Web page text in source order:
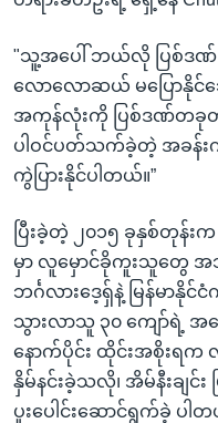
"သူ့အပေါ် ဘယ်လို ပြစ်ဒဏ်
လောလောဆယ် မပြောနိုင်
အကုန်လုံးကို ပြစ်ဒဏ်တခုတ
ပါဝင်ပတ်သက်ခဲ့တဲ့ အခန်း
ကွဲပြားနိုင်ပါတယ်။”
ပြီးခဲ့တဲ့ ၂၀၁၅ ခုနှစ်တုန်း
မှာ လူမှောင်ခိုကူးသူတွေ
ဘင်္ဂလားဒေ့ရှ်နဲ့ မြန်မာ
သွားလာသူ ၃၀ ကျော်ရဲ့ အ
နောက်ပိုင်း ထိုင်းအစိုးရ
နှိမ်နင်းခဲ့သလို၊ အိမ်နီးချင်း
ပူးပေါင်းဆောင်ရွက်ခဲ့ ပ